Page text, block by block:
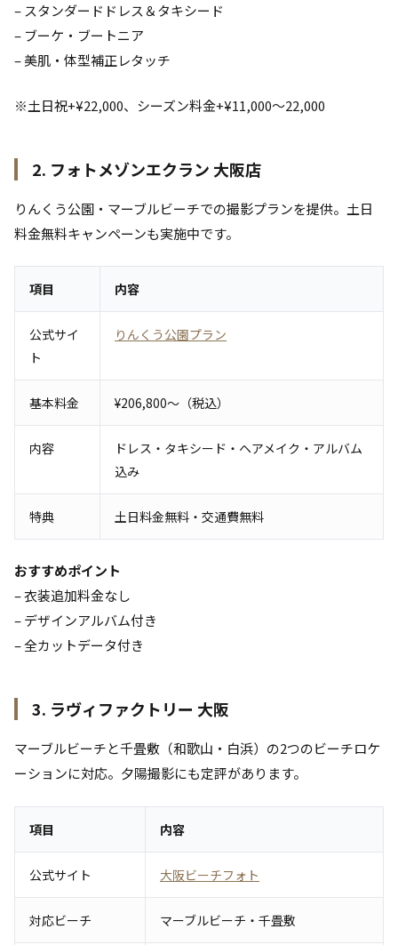
– スタンダードドレス＆タキシード
– ブーケ・ブートニア
– 美肌・体型補正レタッチ
※土日祝+¥22,000、シーズン料金+¥11,000〜22,000
2. フォトメゾンエクラン 大阪店
りんくう公園・マーブルビーチでの撮影プランを提供。土日
料金無料キャンペーンも実施中です。
項目 内容
公式サイ
ト
りんくう公園プラン
基本料金 ¥206,800〜（税込）
内容
ドレス・タキシード・ヘアメイク・アルバム
込み
特典 土日料金無料・交通費無料
おすすめポイント
– 衣装追加料金なし
– デザインアルバム付き
– 全カットデータ付き
3. ラヴィファクトリー 大阪
マーブルビーチと千畳敷（和歌山・白浜）の2つのビーチロケ
ーションに対応。夕陽撮影にも定評があります。
項目 内容
公式サイト 大阪ビーチフォト
対応ビーチ マーブルビーチ・千畳敷